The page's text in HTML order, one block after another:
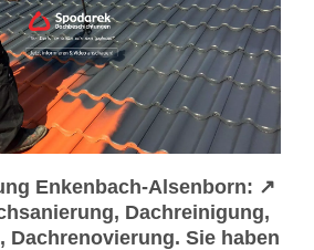
Enkenbach-Alsenborn: ↗️
Dachreinigung,
Dachrenovierung. Sie haben